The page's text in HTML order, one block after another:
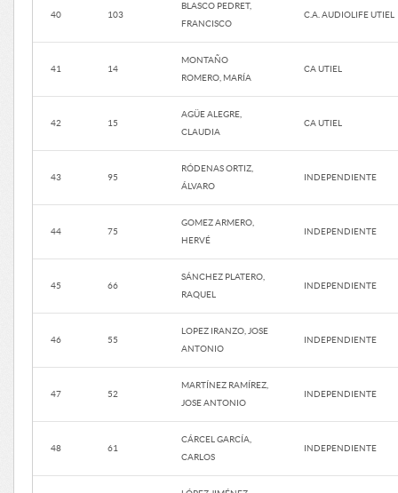
40 103
BLASCO PEDRET,
FRANCISCO
C.A. AUDIOLIFE UTIEL
41 14
MONTAÑO
ROMERO, MARÍA
CA UTIEL
42 15
AGÜE ALEGRE,
CLAUDIA
CA UTIEL
43 95
RÓDENAS ORTIZ,
ÁLVARO
INDEPENDIENTE
44 75
GOMEZ ARMERO,
HERVÉ
INDEPENDIENTE
45 66
SÁNCHEZ PLATERO,
RAQUEL
INDEPENDIENTE
46 55
LOPEZ IRANZO, JOSE
ANTONIO
INDEPENDIENTE
47 52
MARTÍNEZ RAMÍREZ,
JOSE ANTONIO
INDEPENDIENTE
48 61
CÁRCEL GARCÍA,
CARLOS
INDEPENDIENTE